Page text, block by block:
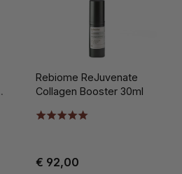
Rebiome ReJuvenate
Collagen Booster 30ml
€ 92,00